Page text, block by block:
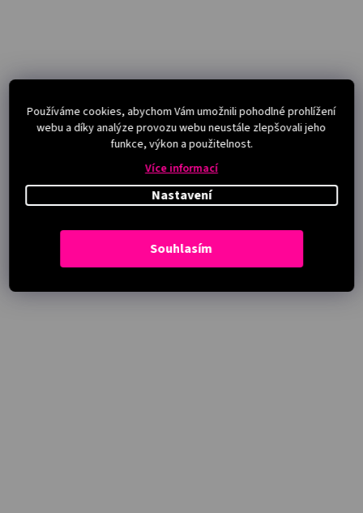
Používáme cookies, abychom Vám umožnili pohodlné prohlížení
webu a díky analýze provozu webu neustále zlepšovali jeho
funkce, výkon a použitelnost.
Více informací
Nastavení
Souhlasím